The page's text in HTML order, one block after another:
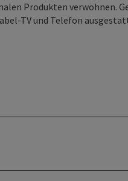
Produkten verwöhnen.
TV und Telefon